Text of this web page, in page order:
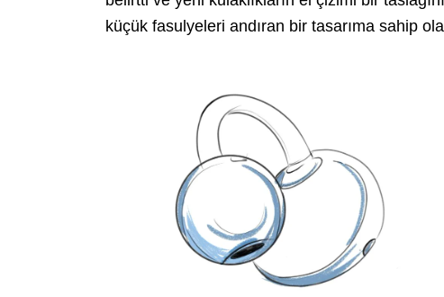
küçük fasulyeleri andıran bir tasarıma sahip